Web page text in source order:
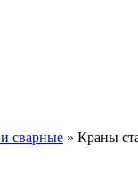
сварные » Краны